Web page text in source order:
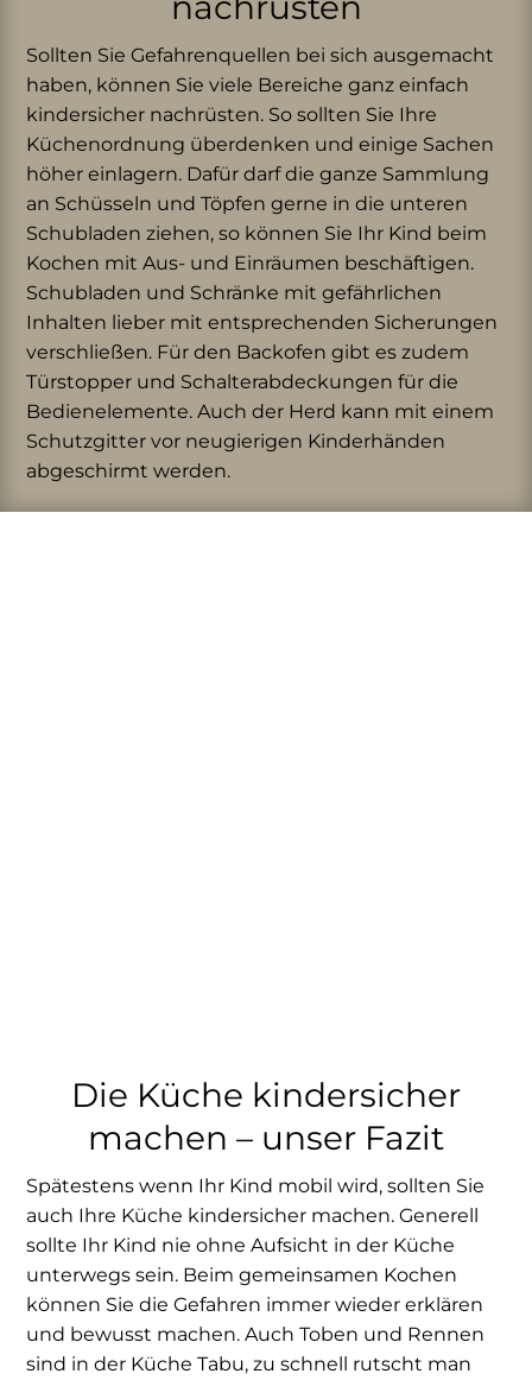
Sollten Sie Gefahrenquellen bei sich ausgemacht
haben, können Sie viele Bereiche ganz einfach
kindersicher nachrüsten. So sollten Sie Ihre
Küchenordnung überdenken und einige Sachen
höher einlagern. Dafür darf die ganze Sammlung
an Schüsseln und Töpfen gerne in die unteren
Schubladen ziehen, so können Sie Ihr Kind beim
Kochen mit Aus- und Einräumen beschäftigen.
Schubladen und Schränke mit gefährlichen
Inhalten lieber mit entsprechenden Sicherungen
verschließen. Für den Backofen gibt es zudem
Türstopper und Schalterabdeckungen für die
Bedienelemente. Auch der Herd kann mit einem
Schutzgitter vor neugierigen Kinderhänden
abgeschirmt werden.
Die Küche kindersicher
machen – unser Fazit
Spätestens wenn Ihr Kind mobil wird, sollten Sie
auch Ihre Küche kindersicher machen. Generell
sollte Ihr Kind nie ohne Aufsicht in der Küche
unterwegs sein. Beim gemeinsamen Kochen
können Sie die Gefahren immer wieder erklären
und bewusst machen. Auch Toben und Rennen
sind in der Küche Tabu, zu schnell rutscht man